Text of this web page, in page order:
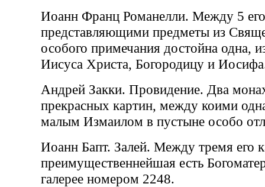
Иоанн Франц Романелли. Между 5
представляющими предметы из
особого примечания достойна одна,
Иисуса Христа, Богородицу и
Андрей Закки. Провидение. Два
прекрасных картин, между коими
малым Измаилом в пустыне особо
Иоанн Бапт. Залей. Между тремя его
преимущественнейшая есть
галерее номером 2248.